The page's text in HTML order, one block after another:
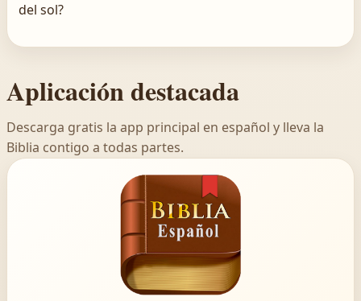
del sol?
Aplicación destacada
Descarga gratis la app principal en español y lleva la
Biblia contigo a todas partes.